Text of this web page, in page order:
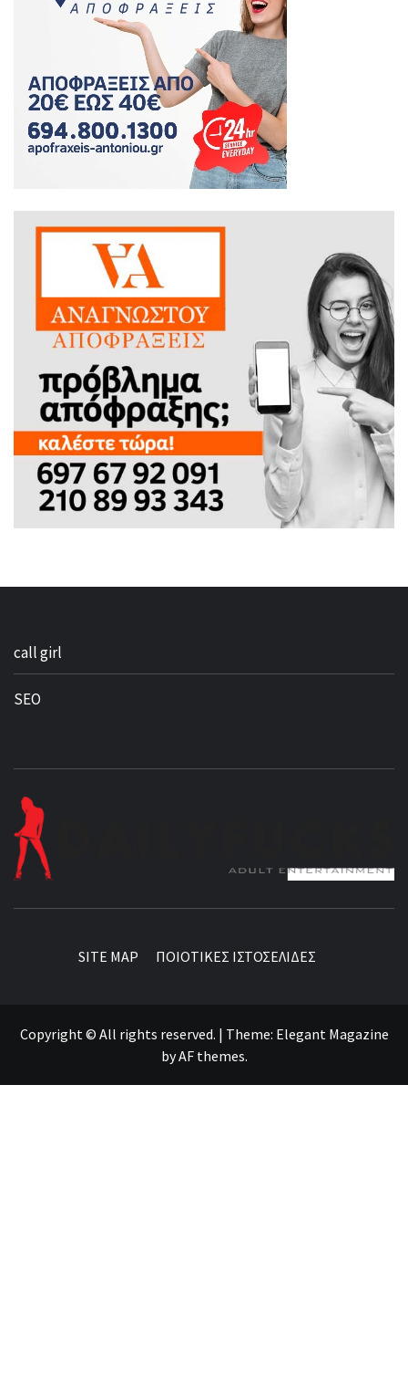
call girl
SEO
SITE MAP ΠΟΙΟΤΙΚΕΣ ΙΣΤΟΣΕΛΙΔΕΣ
Copyright © All rights reserved. | Theme: Elegant Magazine
byAF themes.